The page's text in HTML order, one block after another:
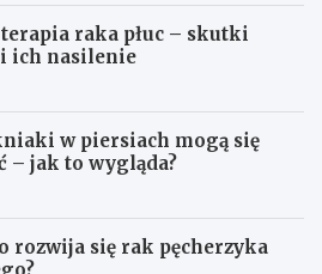
raka płuc – skutki
i ich nasilenie
w piersiach mogą się
– jak to wygląda?
rozwija się rak pęcherzyka